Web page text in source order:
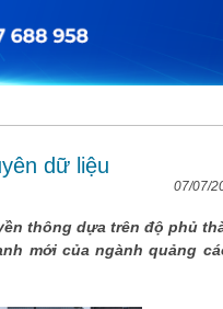
dữ liệu
07/07/
thông dựa trên độ phủ
mới của ngành quảng